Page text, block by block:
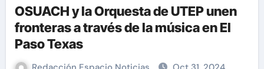
OSUACH y la Orquesta de UTEP unen
fronteras a través de la música en El
Paso Texas